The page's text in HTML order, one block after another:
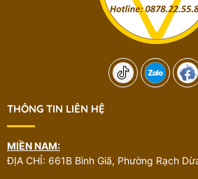
THÔNG TIN LIÊN HỆ
MIỀN NAM:
ĐỊA CHỈ: 661B Bình Giã, Phường Rạch